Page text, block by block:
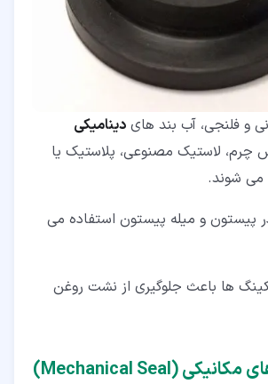
و فلنجی، آب بند های دینامیکی
چرم، لاستیک مصنوعی، پلاستیک یا
می شوند.
پیستون و میله پیستون استفاده می
ها باعث جلوگیری از نشت روغن